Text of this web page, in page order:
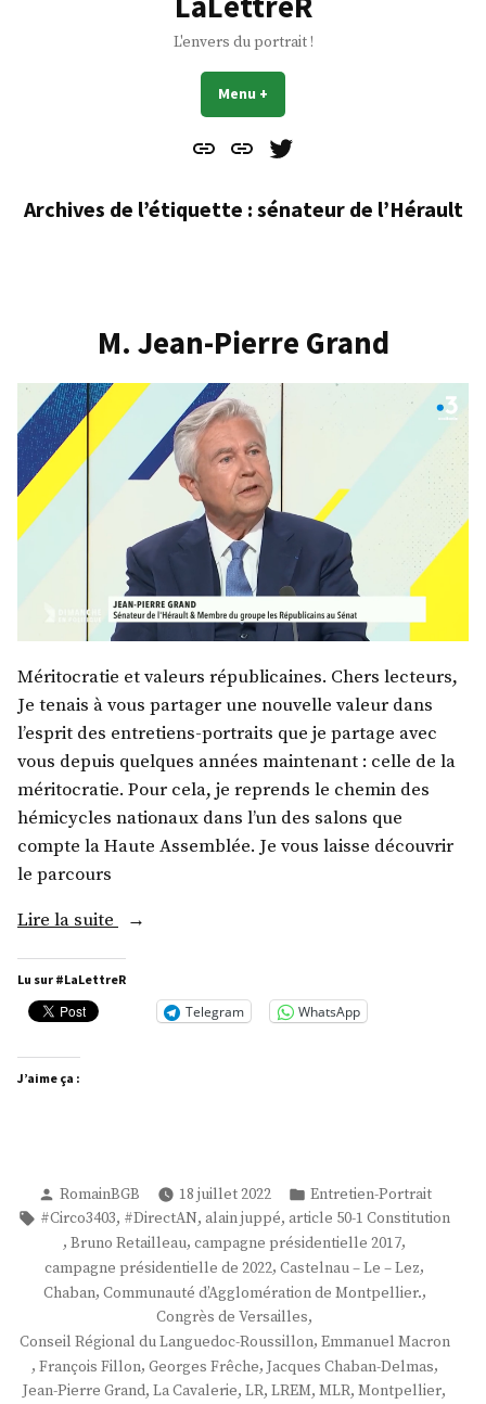
L'envers du portrait !
Menu +
Contact
À
Mes
Archives de l’étiquette : sénateur de l’Hérault
M. Jean-Pierre Grand
Méritocratie et valeurs républicaines. Chers lecteurs,
Je tenais à vous partager une nouvelle valeur dans
l’esprit des entretiens-portraits que je partage avec
vous depuis quelques années maintenant : celle de la
méritocratie. Pour cela, je reprends le chemin des
hémicycles nationaux dans l’un des salons que
compte la Haute Assemblée. Je vous laisse découvrir
le parcours
Lire la suite
« M.
Pierre
Grand »
Lu sur #LaLettreR
Telegram WhatsApp
J’aime ça :
Publié
par
RomainBGB 18 juillet 2022
Publié
dans
Entretien-Portrait
Étiquettes :
#Circo3403, #DirectAN, alain juppé, article 50-1 Constitution
, Bruno Retailleau, campagne présidentielle 2017,
campagne présidentielle de 2022, Castelnau – Le – Lez,
Chaban, Communauté d’Agglomération de Montpellier.,
Congrès de Versailles,
Conseil Régional du Languedoc-Roussillon, Emmanuel Macron
, François Fillon, Georges Frêche, Jacques Chaban-Delmas,
Jean-Pierre Grand, La Cavalerie, LR, LREM, MLR, Montpellier,